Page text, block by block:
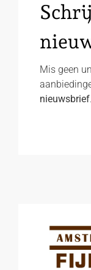
Mis geen
nieuwsbrief.